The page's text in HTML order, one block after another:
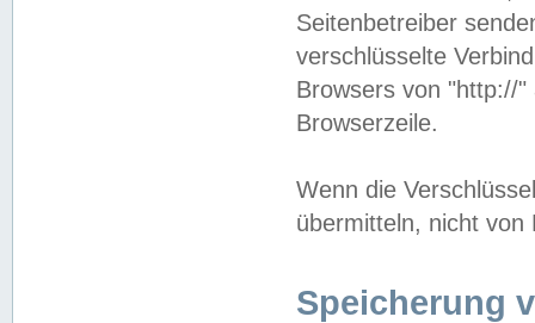
Seitenbetreiber
verschlüsselte
Browsers von "http://
Browserzeile.
Wenn die
übermitteln, nicht von
Speicherung